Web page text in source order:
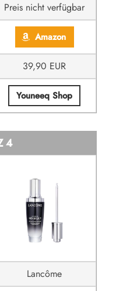
Preis nicht verfügbar
Amazon
39,90 EUR
Youneeq Shop
4
Lancôme